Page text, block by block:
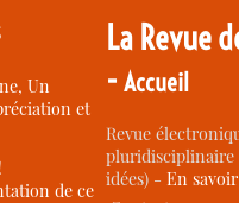
Un
et
de ce
La Revue
-Accueil
Revue
idées) -En